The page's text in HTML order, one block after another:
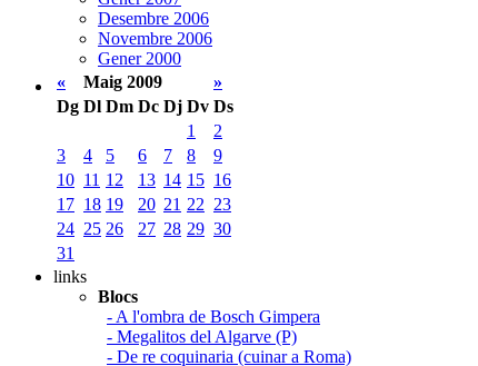
Desembre 2006
Novembre 2006
Gener 2000
«
Maig 2009
»
Dg Dl Dm Dc Dj Dv Ds
1
2
3
4 5 6 7 8
9
10 11 12 13 14 15 16
17 18 19 20 21 22 23
24 25 26 27 28 29 30
31
links
Blocs
- A l'ombra de Bosch Gimpera
- Megalitos del Algarve (P)
- De re coquinaria (cuinar a Roma)